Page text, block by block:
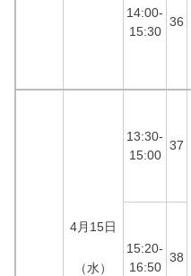
14:00-
15:30
36
4月15日
（水）
13:30-
15:00
37
15:20-
16:50
38